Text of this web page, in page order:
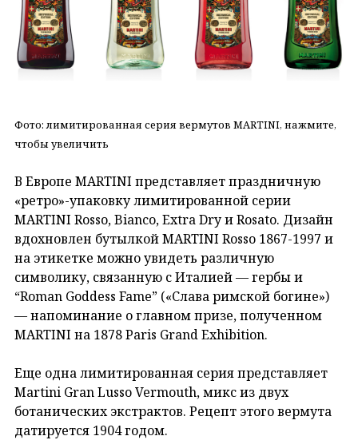
Фото: лимитированная серия вермутов MARTINI, нажмите,
чтобы увеличить
В Европе MARTINI представляет праздничную
«ретро»-упаковку лимитированной серии
MARTINI Rosso, Bianco, Extra Dry и Rosato. Дизайн
вдохновлен бутылкой MARTINI Rosso 1867-1997 и
на этикетке можно увидеть различную
символику, связанную с Италией — гербы и
“Roman Goddess Fame” («Слава римской богине»)
— напоминание о главном призе, полученном
MARTINI на 1878 Paris Grand Exhibition.
Еще одна лимитированная серия представляет
Martini Gran Lusso Vermouth, микс из двух
ботанических экстрактов. Рецепт этого вермута
датируется 1904 годом.